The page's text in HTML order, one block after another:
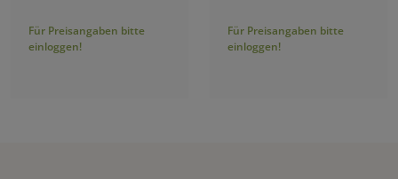
Für Preisangaben bitte
einloggen!
Für Preisangaben bitte
einloggen!